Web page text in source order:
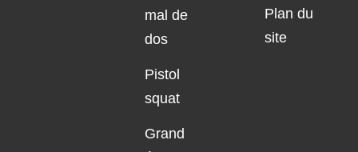
mal de
dos
Pistol
squat
Grand
Plan du
site